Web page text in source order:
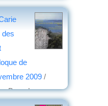
des
de
2009 /
Brun, Laurence